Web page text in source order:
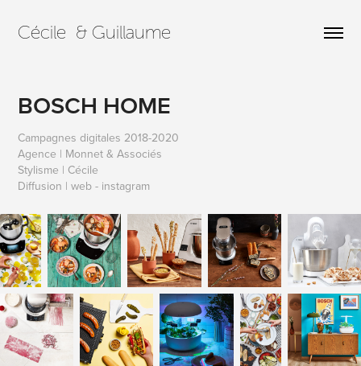
Cécile  & Guillaume
BOSCH HOME
Campagnes digitales 2018-2020
Agence | Monnet & Associés
Stylisme | Cécile
Diffusion | web - instagram